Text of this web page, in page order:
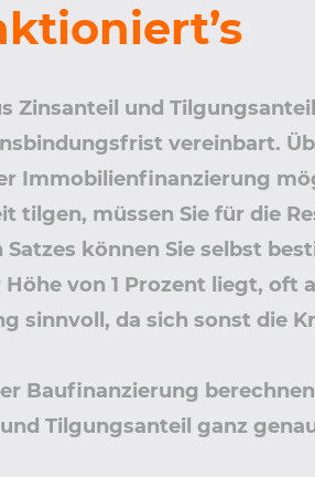
Zinsanteil und
vereinbart.
Immobilienfinanzierung
tilgen, müssen Sie für die
können Sie selbst
von 1 Prozent liegt, oft
sinnvoll, da sich sonst die
Baufinanzierung
Tilgungsanteil ganz